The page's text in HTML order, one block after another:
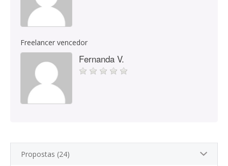
Freelancer vencedor
Fernanda V.
Propostas (24)